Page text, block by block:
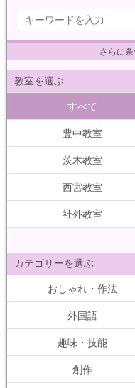
さらに
教室を選ぶ
すべて
豊中教室
茨木教室
西宮教室
社外教室
カテゴリーを選ぶ
おしゃれ・作法
外国語
趣味・技能
創作